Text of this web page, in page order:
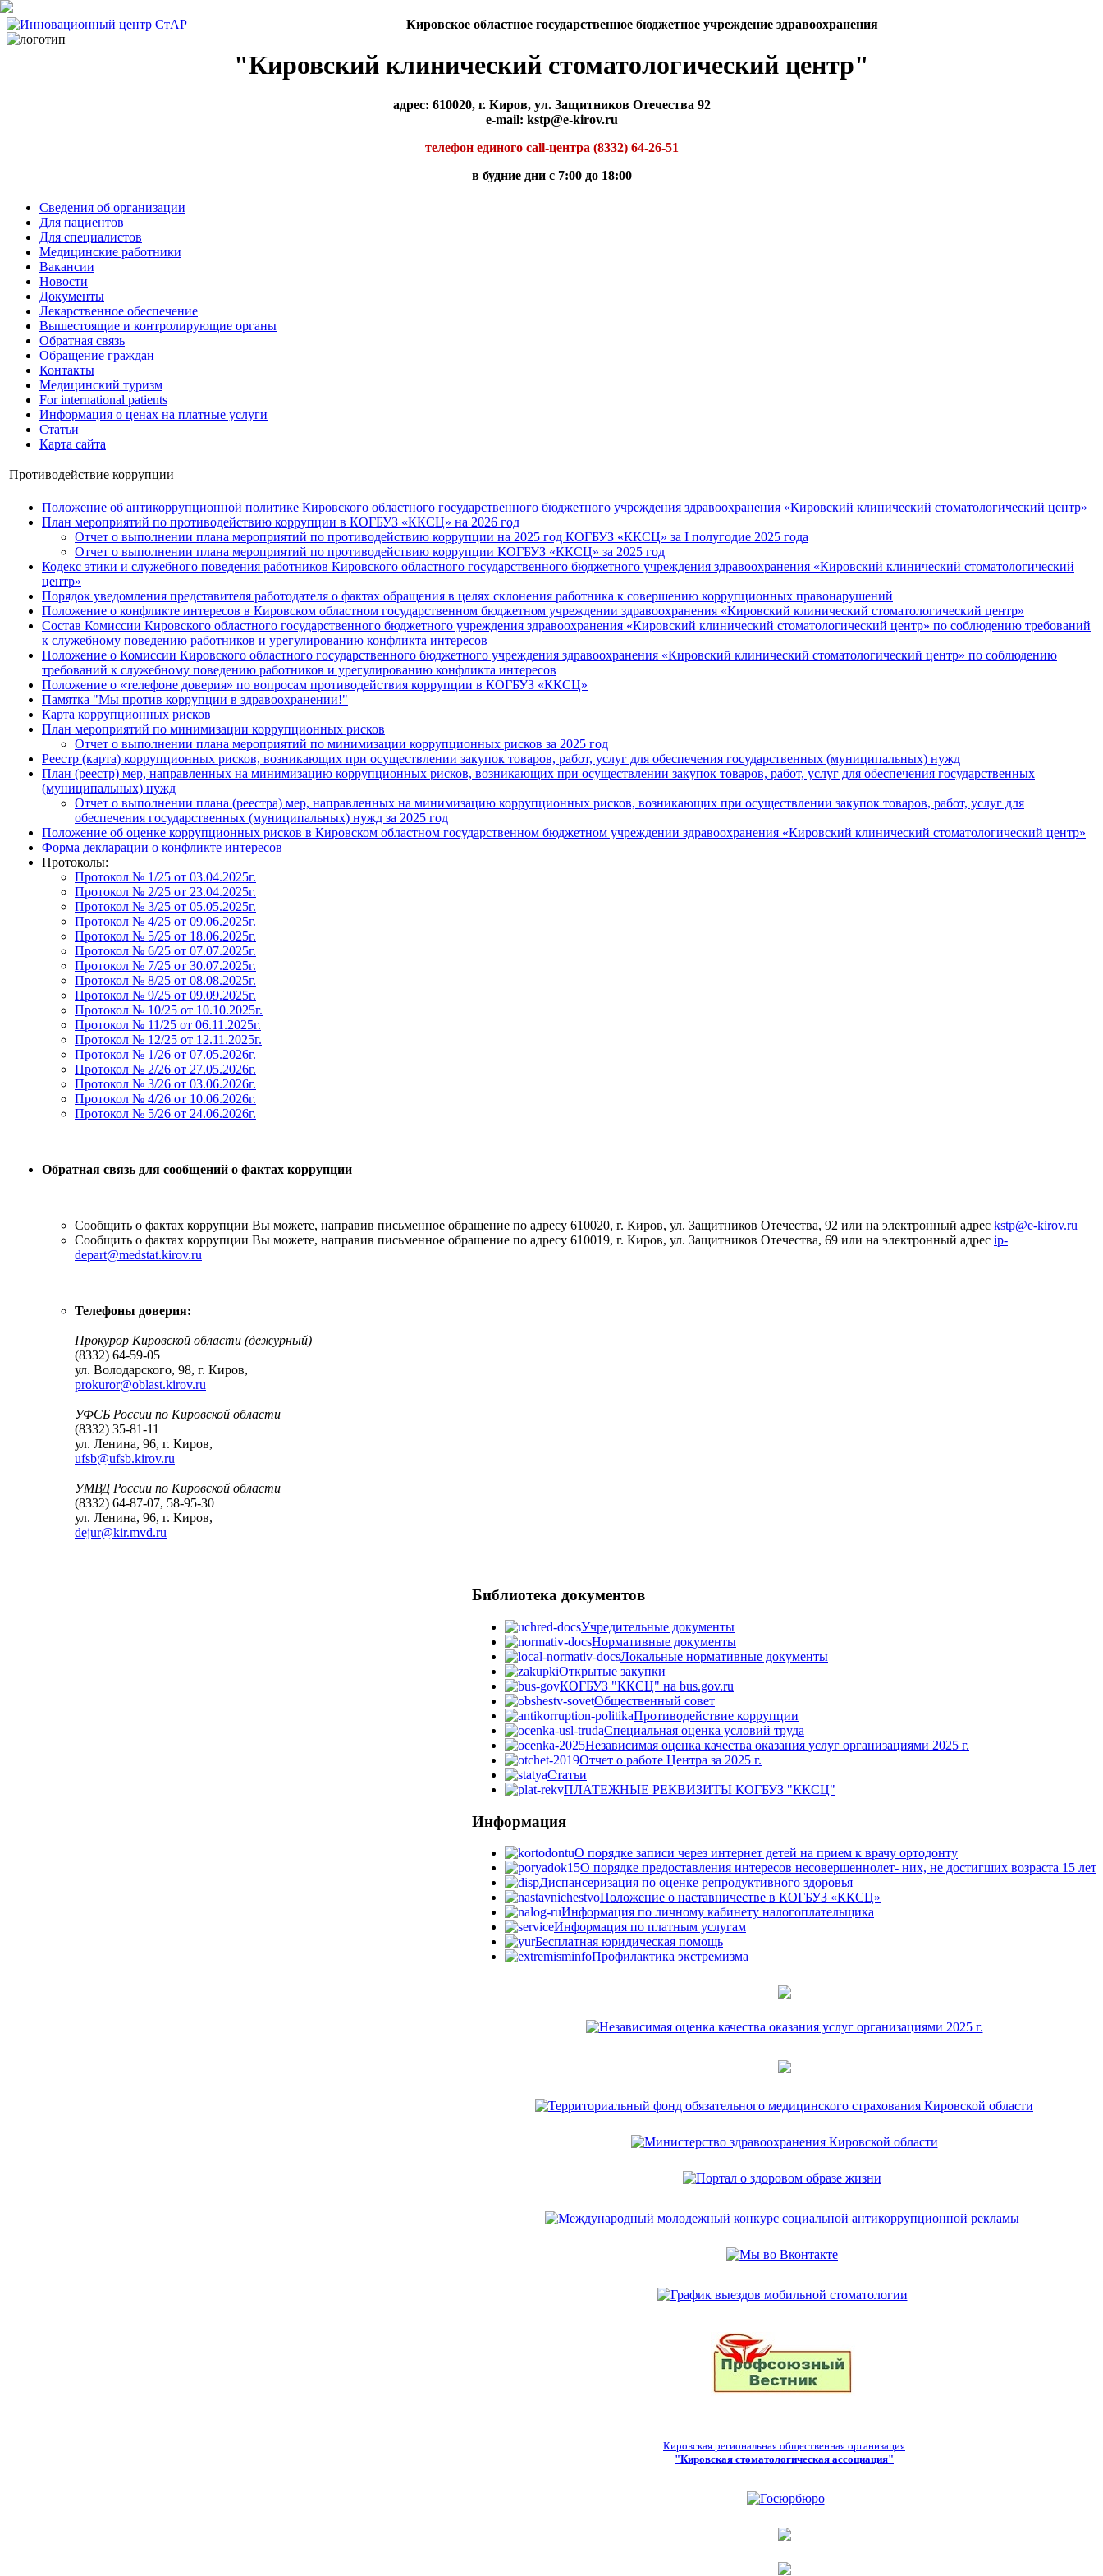
Кировское областное государственное бюджетное учреждение здравоохранения
"Кировский клинический стоматологический центр"
адрес: 610020, г. Киров, ул. Защитников Отечества 92
e-mail: kstp@e-kirov.ru
телефон единого call-центра (8332) 64-26-51
в будние дни с 7:00 до 18:00
Сведения об организации
Для пациентов
Для специалистов
Медицинские работники
Вакансии
Новости
Документы
Лекарственное обеспечение
Вышестоящие и контролирующие органы
Обратная связь
Обращение граждан
Контакты
Медицинский туризм
For international patients
Информация о ценах на платные услуги
Статьи
Карта сайта
Противодействие коррупции
Положение об антикоррупционной политике Кировского областного государственного бюджетного учреждения здравоохранения «Кировский клинический стоматологический центр»
План мероприятий по противодействию коррупции в КОГБУЗ «ККСЦ» на 2026 год
Отчет о выполнении плана мероприятий по противодействию коррупции на 2025 год КОГБУЗ «ККСЦ» за I полугодие 2025 года
Отчет о выполнении плана мероприятий по противодействию коррупции КОГБУЗ «ККСЦ» за 2025 год
Кодекс этики и служебного поведения работников Кировского областного государственного бюджетного учреждения здравоохранения «Кировский клинический стоматологический
центр»
Порядок уведомления представителя работодателя о фактах обращения в целях склонения работника к совершению коррупционных правонарушений
Положение о конфликте интересов в Кировском областном государственном бюджетном учреждении здравоохранения «Кировский клинический стоматологический центр»
Состав Комиссии Кировского областного государственного бюджетного учреждения здравоохранения «Кировский клинический стоматологический центр» по соблюдению требований
к служебному поведению работников и урегулированию конфликта интересов
Положение о Комиссии Кировского областного государственного бюджетного учреждения здравоохранения «Кировский клинический стоматологический центр» по соблюдению
требований к служебному поведению работников и урегулированию конфликта интересов
Положение о «телефоне доверия» по вопросам противодействия коррупции в КОГБУЗ «ККСЦ»
Памятка "Мы против коррупции в здравоохранении!"
Карта коррупционных рисков
План мероприятий по минимизации коррупционных рисков
Отчет о выполнении плана мероприятий по минимизации коррупционных рисков за 2025 год
Реестр (карта) коррупционных рисков, возникающих при осуществлении закупок товаров, работ, услуг для обеспечения государственных (муниципальных) нужд
План (реестр) мер, направленных на минимизацию коррупционных рисков, возникающих при осуществлении закупок товаров, работ, услуг для обеспечения государственных
(муниципальных) нужд
Отчет о выполнении плана (реестра) мер, направленных на минимизацию коррупционных рисков, возникающих при осуществлении закупок товаров, работ, услуг для
обеспечения государственных (муниципальных) нужд за 2025 год
Положение об оценке коррупционных рисков в Кировском областном государственном бюджетном учреждении здравоохранения «Кировский клинический стоматологический центр»
Форма декларации о конфликте интересов
Протоколы:
Протокол № 1/25 от 03.04.2025г.
Протокол № 2/25 от 23.04.2025г.
Протокол № 3/25 от 05.05.2025г.
Протокол № 4/25 от 09.06.2025г.
Протокол № 5/25 от 18.06.2025г.
Протокол № 6/25 от 07.07.2025г.
Протокол № 7/25 от 30.07.2025г.
Протокол № 8/25 от 08.08.2025г.
Протокол № 9/25 от 09.09.2025г.
Протокол № 10/25 от 10.10.2025г.
Протокол № 11/25 от 06.11.2025г.
Протокол № 12/25 от 12.11.2025г.
Протокол № 1/26 от 07.05.2026г.
Протокол № 2/26 от 27.05.2026г.
Протокол № 3/26 от 03.06.2026г.
Протокол № 4/26 от 10.06.2026г.
Протокол № 5/26 от 24.06.2026г.
Обратная связь для сообщений о фактах коррупции
Сообщить о фактах коррупции Вы можете, направив письменное обращение по адресу 610020, г. Киров, ул. Защитников Отечества, 92 или на электронный адрес kstp@e-kirov.ru
Сообщить о фактах коррупции Вы можете, направив письменное обращение по адресу 610019, г. Киров, ул. Защитников Отечества, 69 или на электронный адрес ip-
depart@medstat.kirov.ru
Телефоны доверия:
Прокурор Кировской области (дежурный)
(8332) 64-59-05
ул. Володарского, 98, г. Киров,
prokuror@oblast.kirov.ru
УФСБ России по Кировской области
(8332) 35-81-11
ул. Ленина, 96, г. Киров,
ufsb@ufsb.kirov.ru
УМВД России по Кировской области
(8332) 64-87-07, 58-95-30
ул. Ленина, 96, г. Киров,
dejur@kir.mvd.ru
Библиотека документов
Учредительные документы
Нормативные документы
Локальные нормативные документы
Открытые закупки
КОГБУЗ "ККСЦ" на bus.gov.ru
Общественный совет
Противодействие коррупции
Специальная оценка условий труда
Независимая оценка качества оказания услуг организациями 2025 г.
Отчет о работе Центра за 2025 г.
Статьи
ПЛАТЕЖНЫЕ РЕКВИЗИТЫ КОГБУЗ "ККСЦ"
Информация
О порядке записи через интернет детей на прием к врачу ортодонту
О порядке предоставления интересов несовершеннолет- них, не достигших возраста 15 лет
Диспансеризация по оценке репродуктивного здоровья
Положение о наставничестве в КОГБУЗ «ККСЦ»
Информация по личному кабинету налогоплательщика
Информация по платным услугам
Бесплатная юридическая помощь
Профилактика экстремизма
Кировская региональная общественная организация
"Кировская стоматологическая ассоциация"